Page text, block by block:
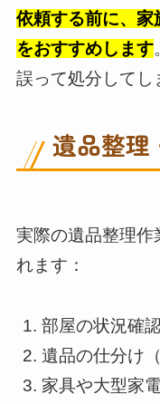
依頼する前に、家
をおすすめします
誤って処分してし
遺品整理
実際の遺品整理作
れます：
部屋の状況確
遺品の仕分け
家具や大型家